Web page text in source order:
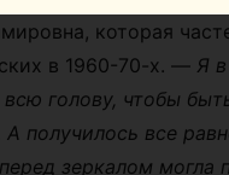
которая
в 1960-70-х. — Я
всю голову, чтобы
А получилось все
зеркалом могла